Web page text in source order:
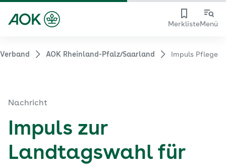
MerklisteMenü
AOK Rheinland-Pfalz/Saarland Impuls Pflege
Nachricht
Impuls zur
Landtagswahl für